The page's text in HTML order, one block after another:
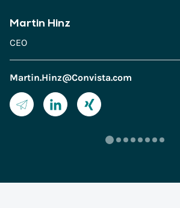
Martin Hinz
CEO
Martin.Hinz@Convista.com